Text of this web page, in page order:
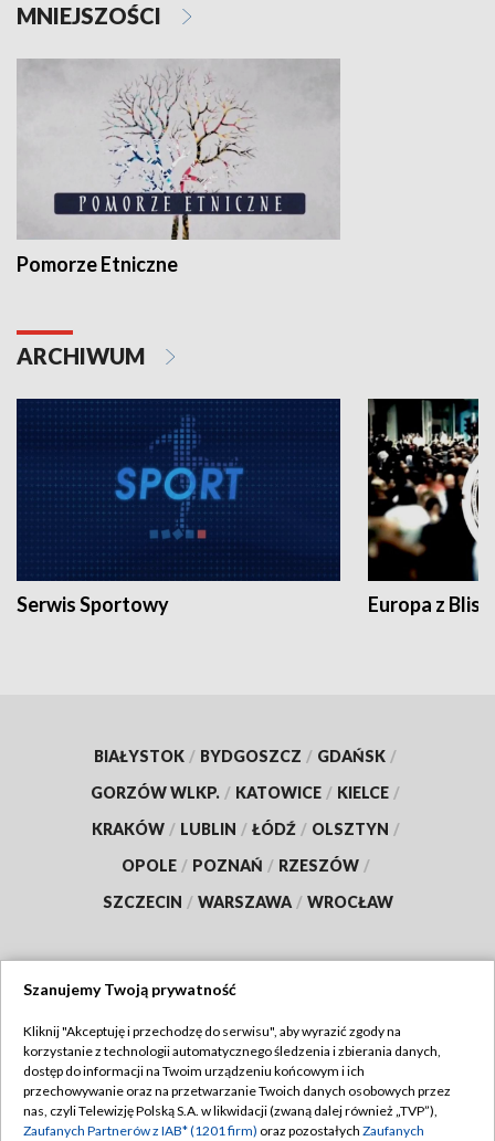
MNIEJSZOŚCI
Pomorze Etniczne
ARCHIWUM
Serwis Sportowy Europa z
BIAŁYSTOK / BYDGOSZCZ / GDAŃSK /
GORZÓW WLKP. / KATOWICE / KIELCE /
KRAKÓW / LUBLIN / ŁÓDŹ / OLSZTYN /
OPOLE / POZNAŃ / RZESZÓW /
SZCZECIN / WARSZAWA / WROCŁAW
TVP
Abonament TVP
Emisja w TVP
Regulamin TVP
Polityka prywatności
Szanujemy Twoją prywatność
Kliknij "Akceptuję i przechodzę do serwisu", aby wyrazić zgody na
korzystanie z technologii automatycznego śledzenia i zbierania danych,
dostęp do informacji na Twoim urządzeniu końcowym i ich
przechowywanie oraz na przetwarzanie Twoich danych osobowych przez
nas, czyli Telewizję Polską S.A. w likwidacji (zwaną dalej również „TVP”),
Zaufanych Partnerów z IAB* (1201 firm) oraz pozostałych Zaufanych